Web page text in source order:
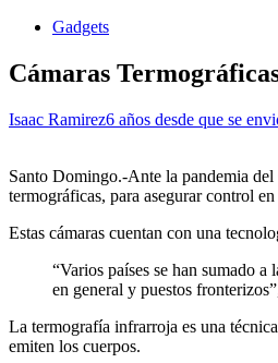
Gadgets
Cámaras
Isaac Ramirez6 años desde que se
Santo Domingo.-Ante la pandemia del
termográficas, para asegurar control
Estas cámaras cuentan con una
“Varios países se han sumado
en general y puestos
La termografía infrarroja es una
emiten los cuerpos.